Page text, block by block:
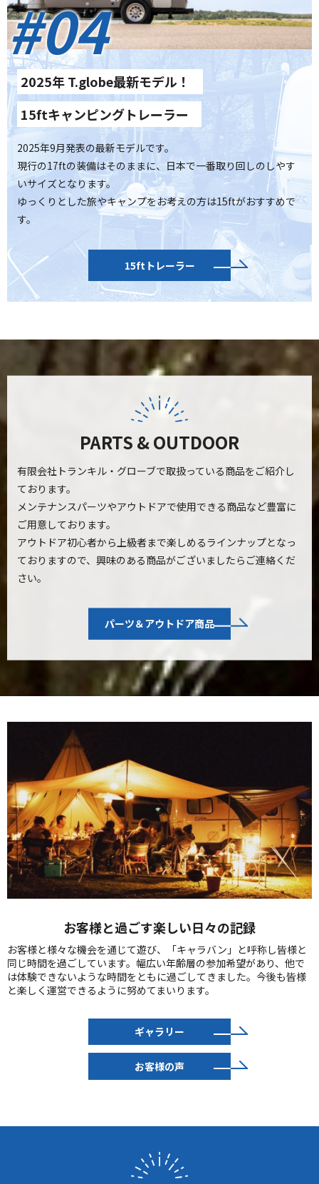
#04
2025年 T.globe最新モデル！
15ftキャンピングトレーラー
2025年9月発表の最新モデルです。
現行の17ftの装備はそのままに、日本で一番取り回しのしやす
いサイズとなります。
ゆっくりとした旅やキャンプをお考えの方は15ftがおすすめで
す。
15ftトレーラー
PARTS & OUTDOOR
有限会社トランキル・グローブで取扱っている商品をご紹介し
ております。
メンテナンスパーツやアウトドアで使用できる商品など豊富に
ご用意しております。
アウトドア初心者から上級者まで楽しめるラインナップとなっ
ておりますので、 興味のある商品がございましたらご連絡くだ
さい。
パーツ＆アウトドア商品
お客様と過ごす楽しい日々の記録
お客様と様々な機会を通じて遊び、「キャラバン」と呼称し皆様と
同じ時間を過ごしています。幅広い年齢層の参加希望があり、他で
は体験できないような時間をともに過ごしてきました。今後も皆様
と楽しく運営できるように努めてまいります。
ギャラリー
お客様の声